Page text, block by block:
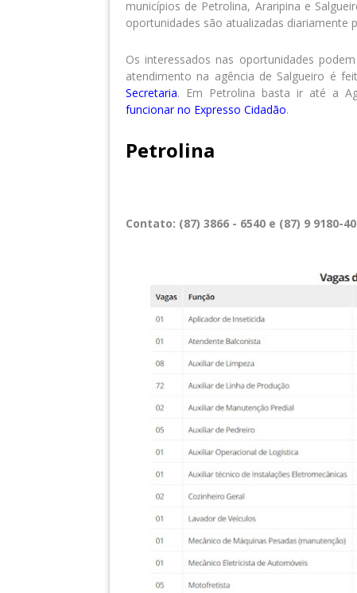
municípios de Petrolina, Araripina e
oportunidades são atualizadas diariamente
Os interessados nas oportunidades
atendimento na agência de Salgueiro é
Secretaria. Em Petrolina basta ir até a
funcionar no Expresso Cidadão.
Petrolina
Contato: (87) 3866 - 6540 e (87) 9 9180-